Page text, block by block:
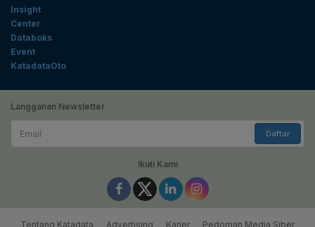
Insight
Center
Databoks
Event
KatadataOto
Langganan Newsletter
Daftar
Ikuti Kami
Tentang Katadata Advertising Karier Pedoman Media Siber